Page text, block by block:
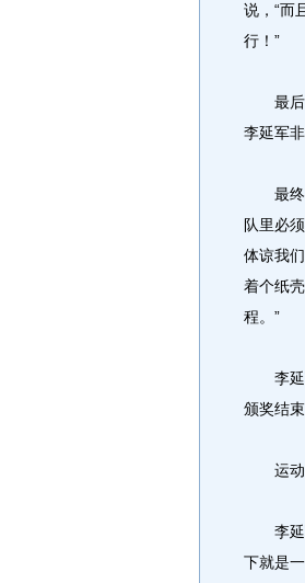
说，“而
行！”
最后，
李延军
最终，
队里必
体谅我
着个纸
程。”
李延军
颁奖结
运动
李延军
下就是